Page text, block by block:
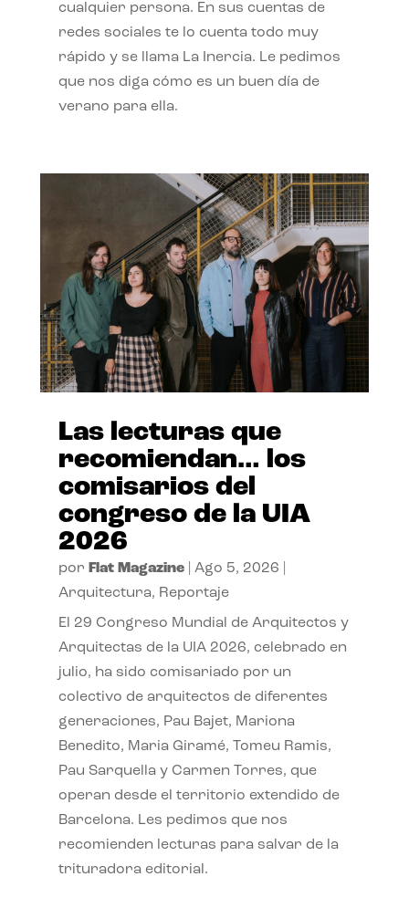
cualquier persona. En sus cuentas de
redes sociales te lo cuenta todo muy
rápido y se llama La Inercia. Le pedimos
que nos diga cómo es un buen día de
verano para ella.
Las lecturas que
recomiendan… los
comisarios del
congreso de la UIA
2026
por Flat Magazine| Ago 5, 2026
Arquitectura, Reportaje
El 29 Congreso Mundial de Arquitectos y
Arquitectas de la UIA 2026, celebrado en
julio, ha sido comisariado por un
colectivo de arquitectos de diferentes
generaciones, Pau Bajet, Mariona
Benedito, Maria Giramé, Tomeu Ramis,
Pau Sarquella y Carmen Torres, que
operan desde el territorio extendido de
Barcelona. Les pedimos que nos
recomienden lecturas para salvar de la
trituradora editorial.